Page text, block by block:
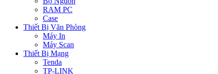
RAM PC
Case
Thiết Bị Văn Phòng
Máy In
Máy Scan
Thiết Bị Mạng
Tenda
TP-LINK